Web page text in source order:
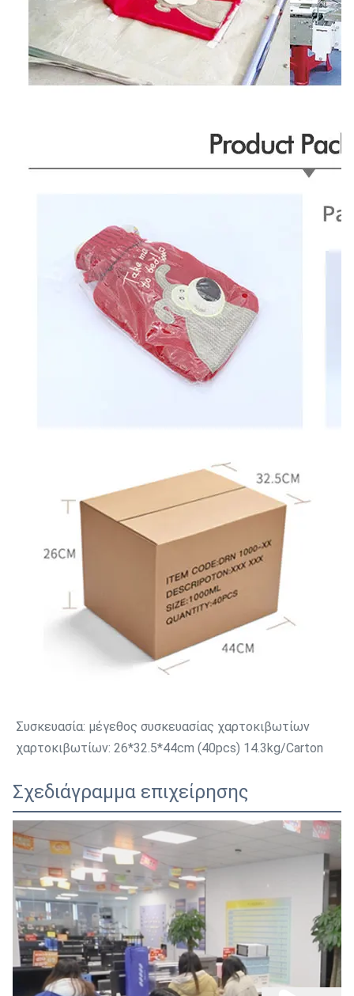
Συσκευασία: μέγεθος συσκευασίας χαρτοκιβωτίων
χαρτοκιβωτίων: 26*32.5*44cm (40pcs) 14.3kg/Carton
Σχεδιάγραμμα επιχείρησης